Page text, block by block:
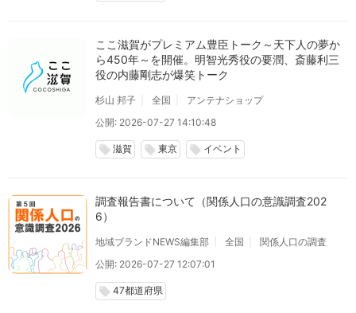
ここ滋賀がプレミアム豊臣トーク～天下人の夢か
ら450年～を開催。明智光秀役の要潤、斎藤利三
役の内藤剛志が爆笑トーク
杉山 邦子 全国
アンテナショップ
公開: 2026-07-27 14:10:48
local_offer 滋賀 local_offer 東京 local_offer イベント
調査報告書について（関係人口の意識調査202
6）
地域ブランドNEWS編集部 全国
関係人口の調査
公開: 2026-07-27 12:07:01
local_offer 47都道府県